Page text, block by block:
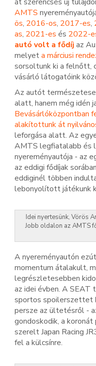
AMTS
ös, 2016-os, 2017-es,
as, 2021-es és 2022-
autó volt a fődíj az
melyeta márciusi
sorsoltunk ki a felnőtt,
vásárló látogatóink
Az autót
alatt, hanem még idén
Bevásárlóközpontban
alakítottunk át
leforgása alatt. Az
AMTS legfiatalabb és
nyereményautója - az
az eddigi fődíjak
eddiginél többen
lebonyolított játékunk
Idei nyertesünk, Vörös
Jobb oldalon az AMTS
A nyereményautón
momentum átalakult,
legrészletesebben
az idei évben. A SEAT
sportos spoilerszettet
persze az ültetésről -
gondoskodik, a koronát
szerelt Japan Racing
fel a külcsínre.